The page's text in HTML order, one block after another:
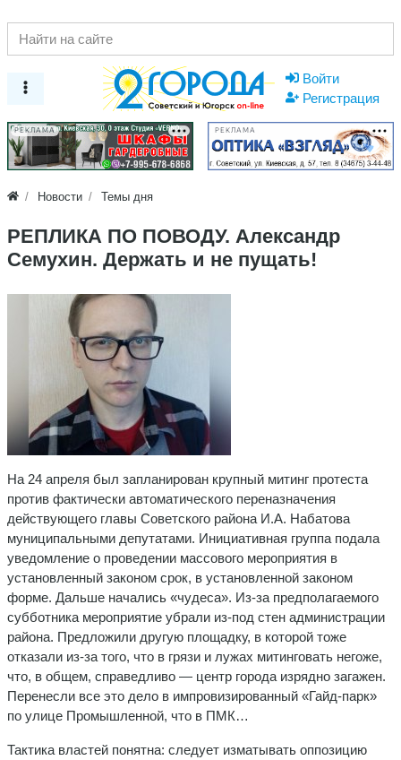
Войти
Регистрация
РЕКЛАМА РЕКЛАМА
Новости Темы дня
РЕПЛИКА ПО ПОВОДУ. Александр
Семухин. Держать и не пущать!
На 24 апреля был запланирован крупный митинг протеста
против фактически автоматического переназначения
действующего главы Советского района И.А. Набатова
муниципальными депутатами. Инициативная группа подала
уведомление о проведении массового мероприятия в
установленный законом срок, в установленной законом
форме. Дальше начались «чудеса». Из-за предполагаемого
субботника мероприятие убрали из-под стен администрации
района. Предложили другую площадку, в которой тоже
отказали из-за того, что в грязи и лужах митинговать негоже,
что, в общем, справедливо — центр города изрядно загажен.
Перенесли все это дело в импровизированный «Гайд-парк»
по улице Промышленной, что в ПМК…
Тактика властей понятна: следует изматывать оппозицию